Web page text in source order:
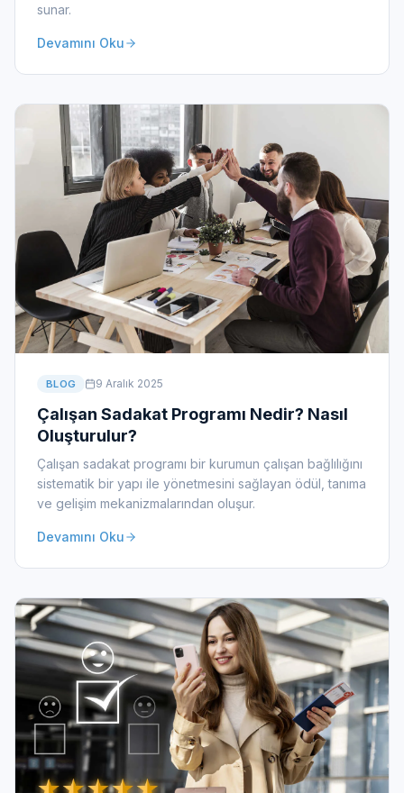
sunar.
Devamını Oku
BLOG 9 Aralık 2025
Çalışan Sadakat Programı Nedir? Nasıl
Oluşturulur?
Çalışan sadakat programı bir kurumun çalışan bağlılığını
sistematik bir yapı ile yönetmesini sağlayan ödül, tanıma
ve gelişim mekanizmalarından oluşur.
Devamını Oku